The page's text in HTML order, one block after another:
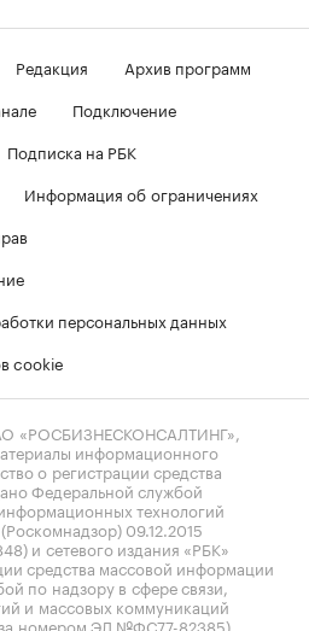
Редакция
Архив программ
Подключение
Подписка на РБК
Информация об ограничениях
персональных данных
cookie
«РОСБИЗНЕСКОНСАЛТИНГ»,
информационного
о регистрации средства
Федеральной службой
технологий
09.12.2015
и сетевого издания «РБК»
средства массовой информации
по надзору в сфере связи,
и массовых коммуникаций
за номером ЭЛ №ФС77-82385)